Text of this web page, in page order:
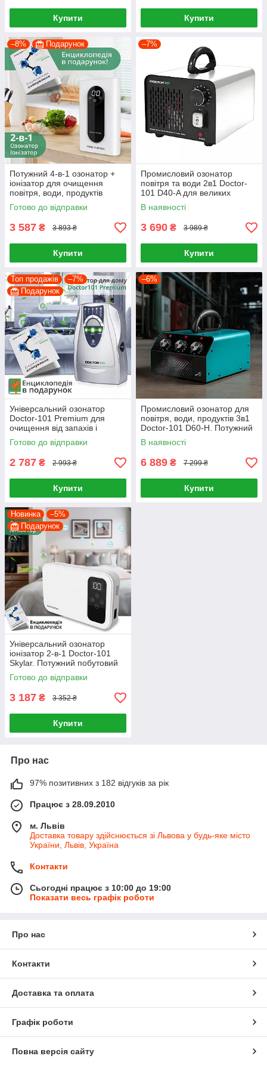
Купити Купити
–8% Подарунок
Потужний 4-в-1 озонатор +
іонізатор для очищення
повітря, води, продуктів
Doctor-101 Catalina PLUS із
LED дисплеєм
Готово до відправки
3 587 ₴ 3 893 ₴
Купити
–7%
Промисловий озонатор
повітря та води 2в1 Doctor-
101 D40-A для великих
приміщень
В наявності
3 690 ₴ 3 989 ₴
Купити
Топ продажів
–7%
Подарунок
Універсальний озонатор
Doctor-101 Premium для
очищення від запахів і
дезінфекції повітря, води та
продуктів
Готово до відправки
2 787 ₴ 2 993 ₴
Купити
–6%
Промисловий озонатор для
повітря, води, продуктів 3в1
Doctor-101 D60-H. Потужний
генератор озону з іонізацією
В наявності
6 889 ₴ 7 299 ₴
Купити
Новинка
–5%
Подарунок
Універсальний озонатор
іонізатор 2-в-1 Doctor-101
Skylar. Потужний побутовий
генератор озону 800 мг/год
Готово до відправки
3 187 ₴ 3 352 ₴
Купити
Про нас
97% позитивних з 182 відгуків за рік
Працює з 28.09.2010
м. Львів
Доставка товару здійснюється зі Львова у будь-яке місто
України, Львів, Україна
Контакти
Сьогодні працює з 10:00 до 19:00
Показати весь графік роботи
Про нас
Контакти
Доставка та оплата
Графік роботи
Повна версія сайту